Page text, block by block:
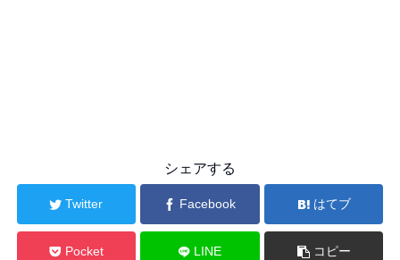
シェアする
Twitter Facebook はてブ
Pocket LINE コピー